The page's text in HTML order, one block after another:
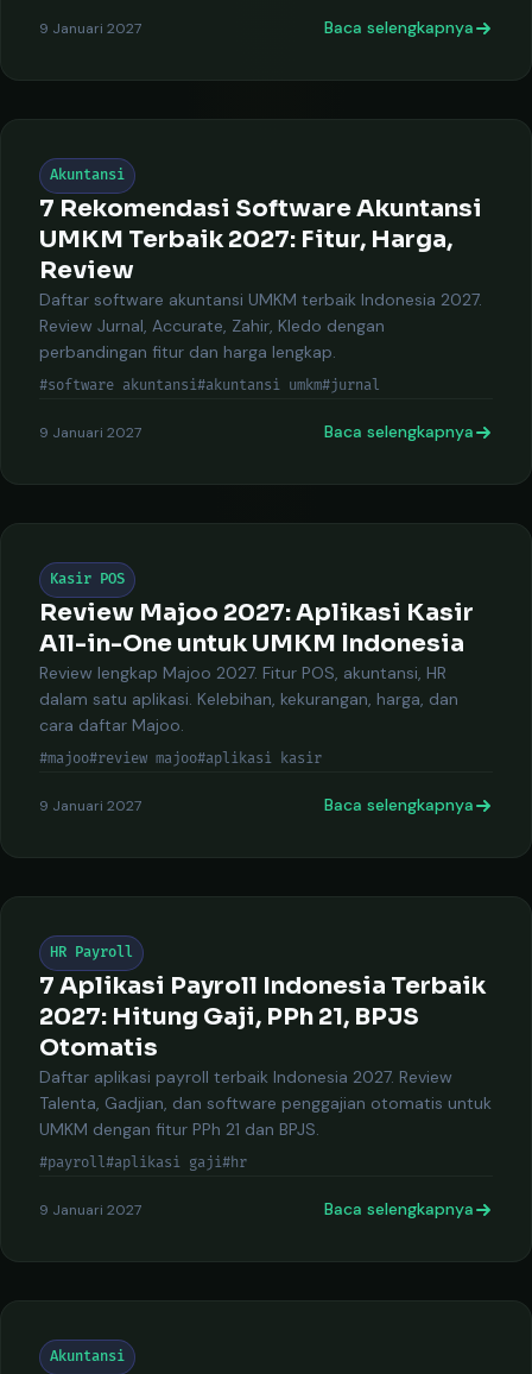
9 Januari 2027 Baca selengkapnya
Akuntansi
7 Rekomendasi Software Akuntansi
UMKM Terbaik 2027: Fitur, Harga,
Review
Daftar software akuntansi UMKM terbaik Indonesia 2027.
Review Jurnal, Accurate, Zahir, Kledo dengan
perbandingan fitur dan harga lengkap.
#software akuntansi#akuntansi umkm#jurnal
9 Januari 2027 Baca selengkapnya
Kasir POS
Review Majoo 2027: Aplikasi Kasir
All-in-One untuk UMKM Indonesia
Review lengkap Majoo 2027. Fitur POS, akuntansi, HR
dalam satu aplikasi. Kelebihan, kekurangan, harga, dan
cara daftar Majoo.
#majoo#review majoo#aplikasi kasir
9 Januari 2027 Baca selengkapnya
HR Payroll
7 Aplikasi Payroll Indonesia Terbaik
2027: Hitung Gaji, PPh 21, BPJS
Otomatis
Daftar aplikasi payroll terbaik Indonesia 2027. Review
Talenta, Gadjian, dan software penggajian otomatis untuk
UMKM dengan fitur PPh 21 dan BPJS.
#payroll#aplikasi gaji#hr
9 Januari 2027 Baca selengkapnya
Akuntansi